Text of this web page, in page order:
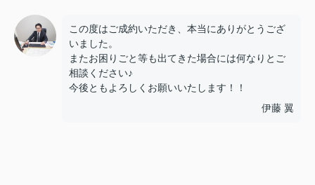
この度はご成約いただき、本当にありがとうござ
いました。
またお困りごと等も出てきた場合には何なりとご
相談ください♪
今後ともよろしくお願いいたします！！
伊藤 翼